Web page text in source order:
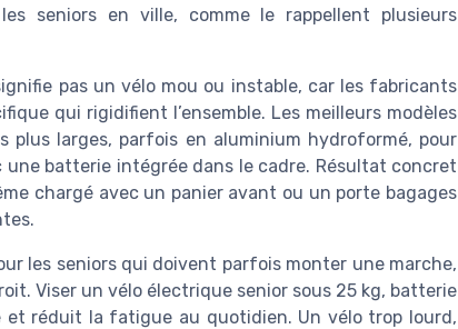
seniors en ville, comme le rappellent plusieurs
pas un vélo mou ou instable, car les fabricants
qui rigidifient l’ensemble. Les meilleurs modèles
larges, parfois en aluminium hydroformé, pour
batterie intégrée dans le cadre. Résultat concret
chargé avec un panier avant ou un porte bagages
les seniors qui doivent parfois monter une marche,
Viser un vélo électrique senior sous 25 kg, batterie
réduit la fatigue au quotidien. Un vélo trop lourd,